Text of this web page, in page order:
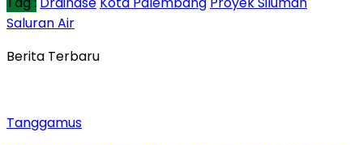
Saluran Air
Berita Terbaru
Tanggamus